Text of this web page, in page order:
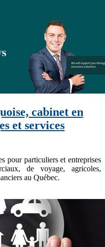
cabinet en
et services
pour particuliers et entreprises
de voyage, agricoles,
au Québec.